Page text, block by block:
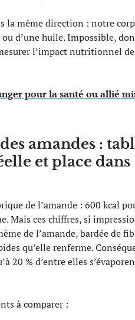
la même direction : notre
d’une huile. Impossible,
l’impact nutritionnel
pour la santé ou allié
amandes :
et place dans
de l’amande : 600 kcal
Mais ces chiffres, si
de l’amande, bardée de
qu’elle renferme.
20 % d’entre elles
à comparer :